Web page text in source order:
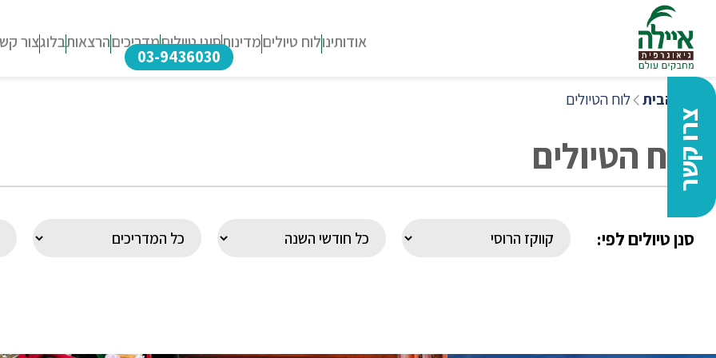
אודותינולוח טיוליםמדינותסוגי טיוליםמדריכיםהרצאותבלוגצור
03-9436030
צרו קשר
דף הבית לוח הטיולים
לוח הטיולים
סנן טיולים לפי: